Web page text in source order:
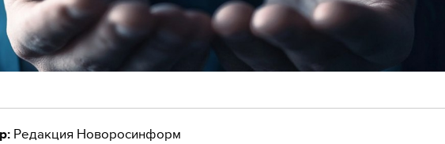
Редакция Новоросинформ